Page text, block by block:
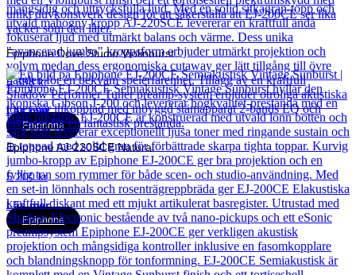
Epiphone Dove Studio Violinburst
5 698kr
Läs mer
Epiphone
Epiphone AJ-220SCE Natural
5 200kr
Läs mer
Epiphone